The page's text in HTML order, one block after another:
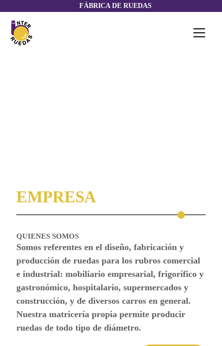
FÁBRICA DE RUEDAS
EMPRESA
QUIENES SOMOS
Somos referentes en el diseño, fabricación y
producción de ruedas para los rubros comercial
e industrial: mobiliario empresarial, frigorífico y
gastronómico, hospitalario, supermercados y
construcción, y de diversos carros en general.
Nuestra matricería propia permite producir
ruedas de todo tipo de diámetro.